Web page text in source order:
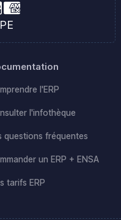
l'ERP
l'infothèque
questions fréquentes
un ERP + ENSA
tarifs ERP